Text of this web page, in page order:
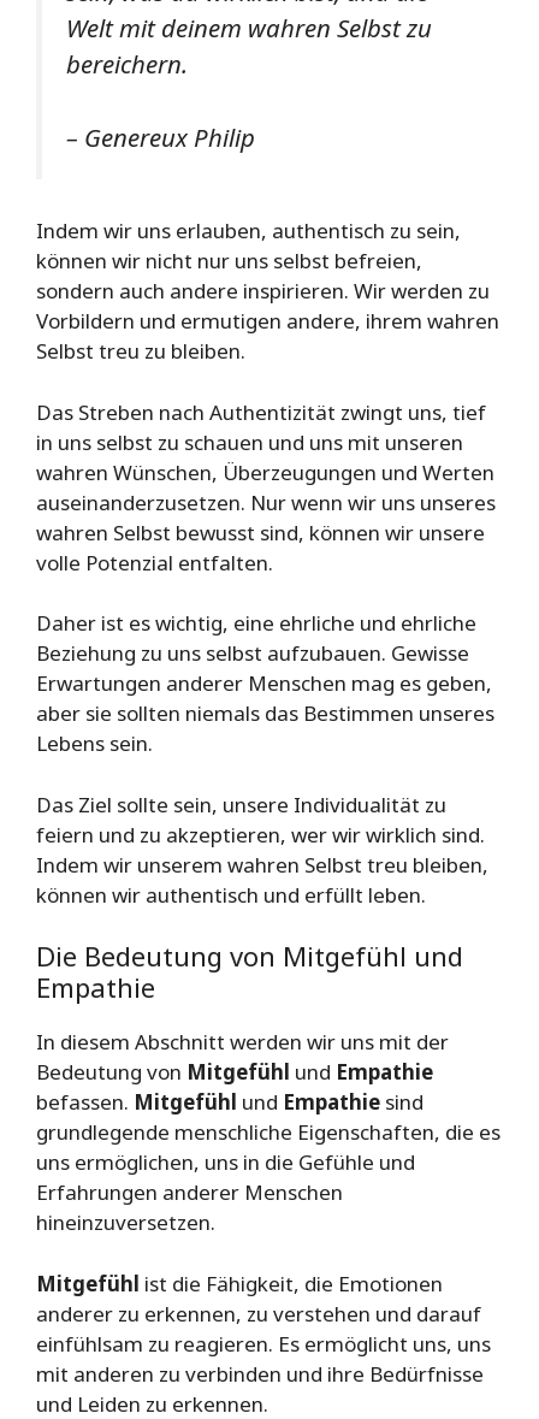
Welt mit deinem wahren Selbst zu
bereichern.
– Genereux Philip
Indem wir uns erlauben, authentisch zu sein,
können wir nicht nur uns selbst befreien,
sondern auch andere inspirieren. Wir werden zu
Vorbildern und ermutigen andere, ihrem wahren
Selbst treu zu bleiben.
Das Streben nach Authentizität zwingt uns, tief
in uns selbst zu schauen und uns mit unseren
wahren Wünschen, Überzeugungen und Werten
auseinanderzusetzen. Nur wenn wir uns unseres
wahren Selbst bewusst sind, können wir unsere
volle Potenzial entfalten.
Daher ist es wichtig, eine ehrliche und ehrliche
Beziehung zu uns selbst aufzubauen. Gewisse
Erwartungen anderer Menschen mag es geben,
aber sie sollten niemals das Bestimmen unseres
Lebens sein.
Das Ziel sollte sein, unsere Individualität zu
feiern und zu akzeptieren, wer wir wirklich sind.
Indem wir unserem wahren Selbst treu bleiben,
können wir authentisch und erfüllt leben.
Die Bedeutung von Mitgefühl und
Empathie
In diesem Abschnitt werden wir uns mit der
Bedeutung von Mitgefühl und Empathie
befassen. Mitgefühl und Empathie sind
grundlegende menschliche Eigenschaften, die es
uns ermöglichen, uns in die Gefühle und
Erfahrungen anderer Menschen
hineinzuversetzen.
Mitgefühl ist die Fähigkeit, die Emotionen
anderer zu erkennen, zu verstehen und darauf
einfühlsam zu reagieren. Es ermöglicht uns, uns
mit anderen zu verbinden und ihre Bedürfnisse
und Leiden zu erkennen.